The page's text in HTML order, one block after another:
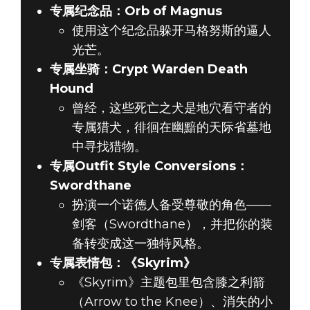
专属纪念品：Orb of Magnus
使用这个纪念品躲开马格努斯的逼人
光芒。
专属坐骑：Crypt Warden Death
Hound
曾经，这些死亡之犬是地穴看守者的
专属猎犬，徘徊在幽黯的天际省墓地
中寻找猎物。
专属Outfit Style Conversions：
Swordthane
扮演一个诺德人备受尊敬的角色——
剑客（Swordthane），并把你的装
备转变成这一独特风格。
专属表情包：《Skyrim》
《Skyrim》主题包里包含膝之利箭
（Arrow to the Knee）、消失的小